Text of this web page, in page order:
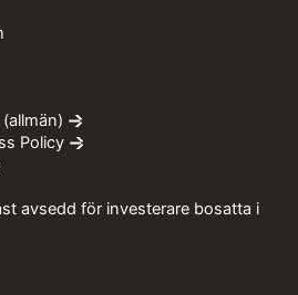
Policy
avsedd för investerare bosatta i